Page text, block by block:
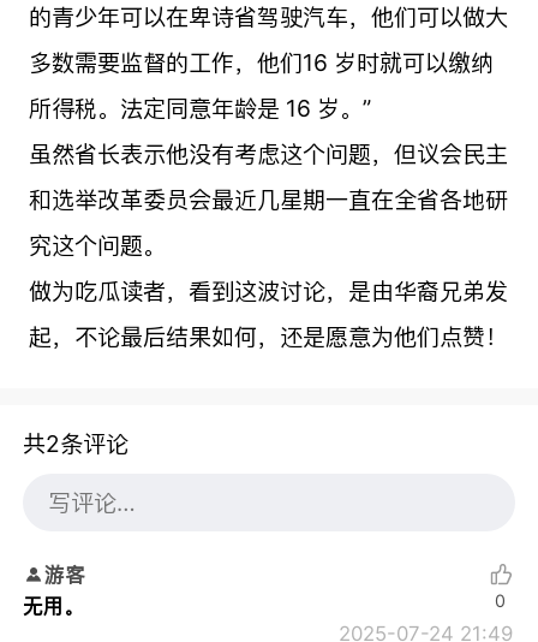
的青少年可以在卑诗省驾驶汽车，他们可以做大
多数需要监督的工作，他们16 岁时就可以缴纳
所得税。法定同意年龄是 16 岁。”
虽然省长表示他没有考虑这个问题，但议会民主
和选举改革委员会最近几星期一直在全省各地研
究这个问题。
做为吃瓜读者，看到这波讨论，是由华裔兄弟发
起，不论最后结果如何，还是愿意为他们点赞！
共2条评论
游客
无用。
2025-07-24 21:49
0